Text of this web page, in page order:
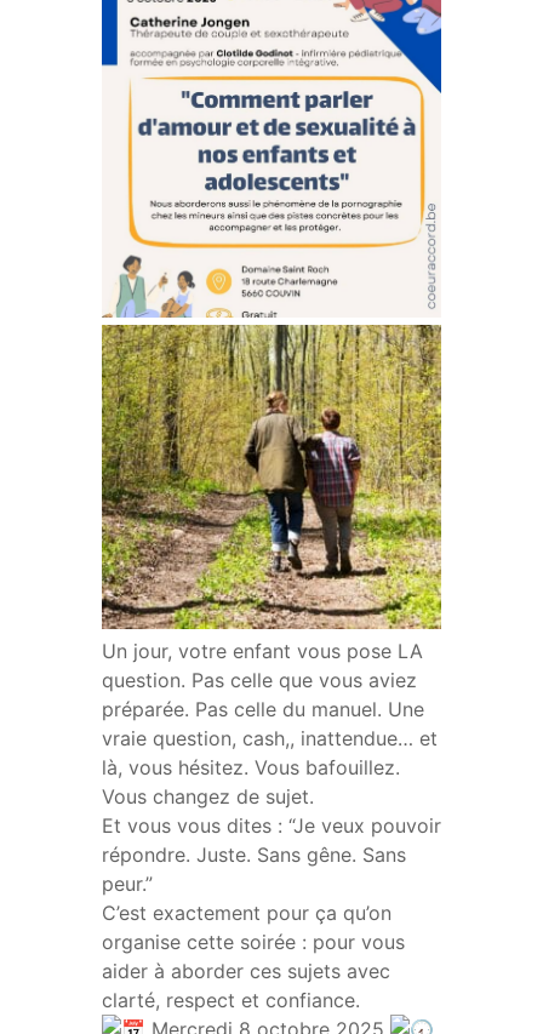
Un jour, votre enfant vous pose LA
question. Pas celle que vous aviez
préparée. Pas celle du manuel. Une
vraie question, cash,, inattendue… et
là, vous hésitez. Vous bafouillez.
Vous changez de sujet.
Et vous vous dites : “Je veux pouvoir
répondre. Juste. Sans gêne. Sans
peur.”
C’est exactement pour ça qu’on
organise cette soirée : pour vous
aider à aborder ces sujets avec
clarté, respect et confiance.